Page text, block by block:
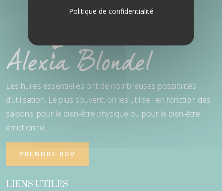
Les huiles essentielles ont de nombreuses possibilités
d’utilisation. Le plus souvent, on les utilise : en fonction des
saisons, pour le bien-être physique ou pour le bien-être
émotionnel.
PRENDRE RDV
LIENS UTILES
Politique de confidentialité